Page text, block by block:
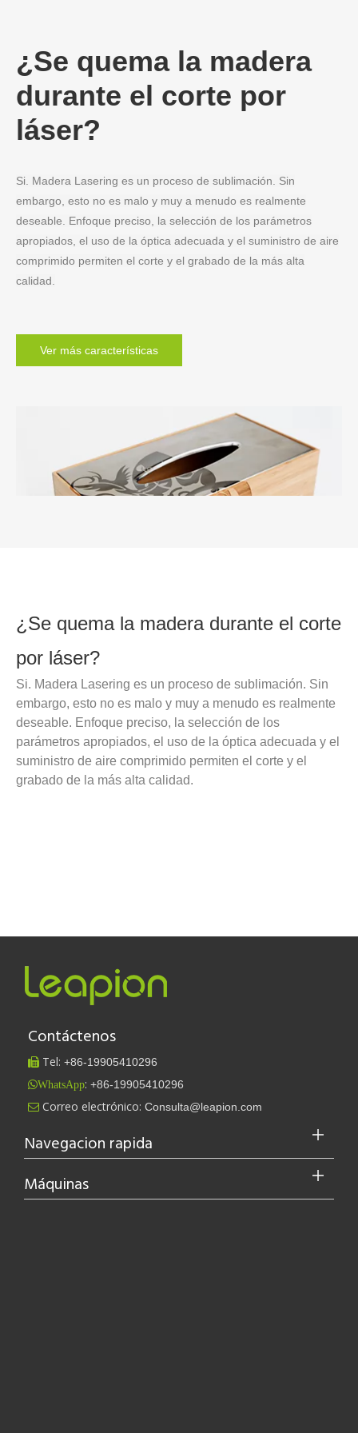
¿Se quema la madera
durante el corte por
láser?
Si. Madera Lasering es un proceso de sublimación. Sin
embargo, esto no es malo y muy a menudo es realmente
deseable. Enfoque preciso, la selección de los parámetros
apropiados, el uso de la óptica adecuada y el suministro de aire
comprimido permiten el corte y el grabado de la más alta
calidad.
Ver más características
¿Se quema la madera durante el corte
por láser?
Si. Madera Lasering es un proceso de sublimación. Sin
embargo, esto no es malo y muy a menudo es realmente
deseable. Enfoque preciso, la selección de los
parámetros apropiados, el uso de la óptica adecuada y el
suministro de aire comprimido permiten el corte y el
grabado de la más alta calidad.
Contáctenos
 Tel: +86-19905410296
WhatsApp: +86-19905410296
 Correo electrónico: Consulta@leapion.com
Navegacion rapida
Máquinas